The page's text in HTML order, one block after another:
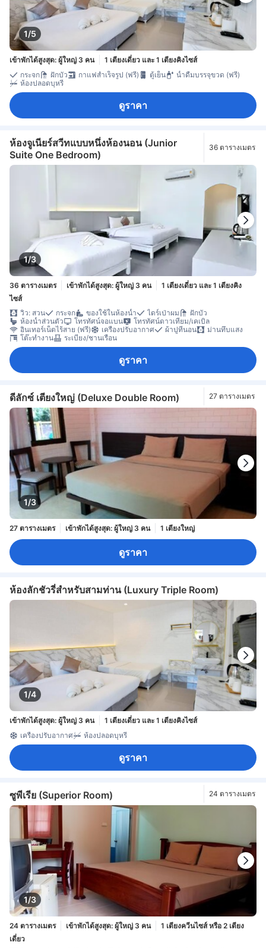
1/5
เข้าพักได้สูงสุด: ผู้ใหญ่ 3 คน
1 เตียงเดี่ยว และ 1 เตียงคิงไซส์
กระจก
ฝักบัว กาแฟสำเร็จรูป (ฟรี) ตู้เย็น
น้ำดื่มบรรจุขวด (ฟรี)
ห้องปลอดบุหรี่
ดูราคา
ห้องจูเนียร์สวีทแบบหนึ่งห้องนอน (Junior
Suite One Bedroom)
36 ตารางเมตร
1/3
36 ตารางเมตร เข้าพักได้สูงสุด: ผู้ใหญ่ 3 คน
1 เตียงเดี่ยว และ 1 เตียงคิง
ไซส์
วิว: สวน
กระจก ของใช้ในห้องน้ำ ไดร์เป่าผม
ฝักบัว
ห้องน้ำส่วนตัว
โทรทัศน์จอแบน
โทรทัศน์ดาวเทียม/เคเบิล
อินเทอร์เน็ตไร้สาย (ฟรี)
เครื่องปรับอากาศ ผ้าปูที่นอน
ม่านทึบแสง
โต๊ะทำงาน
ระเบียง/ชานเรือน
ดูราคา
ดีลักซ์ เตียงใหญ่ (Deluxe Double Room) 27 ตารางเมตร
1/3
27 ตารางเมตร เข้าพักได้สูงสุด: ผู้ใหญ่ 3 คน 1 เตียงใหญ่
ดูราคา
ห้องลักชัวรี่สำหรับสามท่าน (Luxury Triple Room)
1/4
เข้าพักได้สูงสุด: ผู้ใหญ่ 3 คน
1 เตียงเดี่ยว และ 1 เตียงคิงไซส์
เครื่องปรับอากาศ
ห้องปลอดบุหรี่
ดูราคา
ซูพีเรีย (Superior Room) 24 ตารางเมตร
1/3
24 ตารางเมตร เข้าพักได้สูงสุด: ผู้ใหญ่ 3 คน
1 เตียงควีนไซส์ หรือ 2 เตียง
เดี่ยว